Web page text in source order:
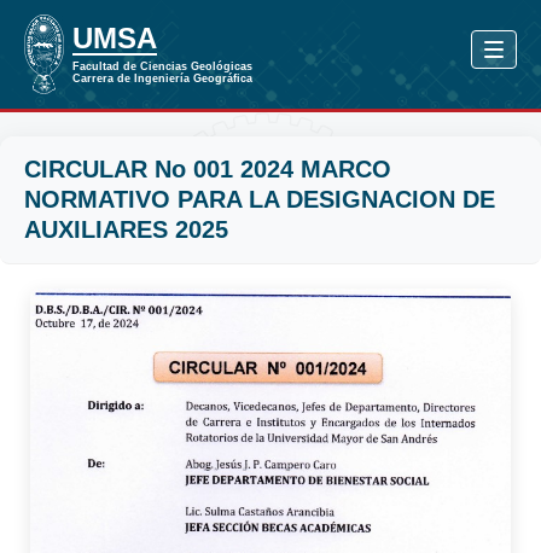
CIRCULAR No 001 2024 MARCO
NORMATIVO PARA LA DESIGNACION DE
AUXILIARES 2025